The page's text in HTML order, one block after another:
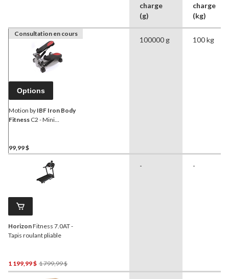
charge
(g)
charge
(kg)
Consultation en cours
Options
Motion by IBF Iron Body
Fitness C2 - Mini
99,99 $
100000 g 100 kg
HorizonFitness 7.0AT -
Tapis roulant pliable
1 199,99 $ 1 799,99 $Prix
Était
- -